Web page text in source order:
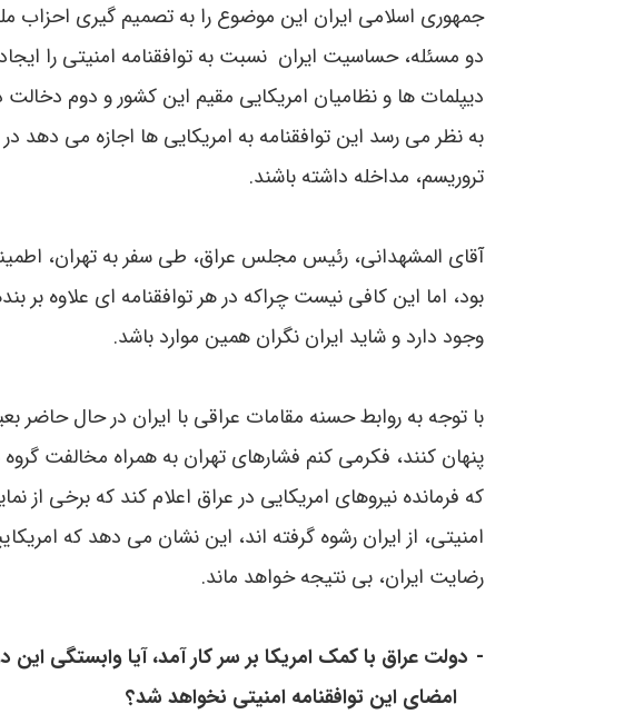
جمهوری اسلامی ایران این موضوع را به تصمیم گیری احزاب
دو مسئله، حساسیت ایران نسبت به توافقنامه امنیتی را
دیپلمات ها و نظامیان امریکایی مقیم این کشور و دوم دخالت
به نظر می رسد این توافقنامه به امریکایی ها اجازه می دهد
تروریسم، مداخله داشته باشند.
آقای المشهدانی، رئیس مجلس عراق، طی سفر به تهران،
بود، اما این کافی نیست چراکه در هر توافقنامه ای علاوه
وجود دارد و شاید ایران نگران همین موارد باشد.
با توجه به روابط حسنه مقامات عراقی با ایران در حال حاضر
پنهان کنند، فکرمی کنم فشارهای تهران به همراه مخالفت
که فرمانده نیروهای امریکایی در عراق اعلام کند که برخی از
امنیتی، از ایران رشوه گرفته اند، این نشان می دهد که
رضایت ایران، بی نتیجه خواهد ماند.
- دولت عراق با کمک امریکا بر سر کار آمد، آیا وابستگی
امضای این توافقنامه امنیتی نخواهد شد؟